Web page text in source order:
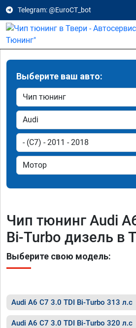
Telegram: @EuroCT_bot
Выберите ваш авто:
Чип тюнинг Audi
Bi-Turbo дизель в
Выберите свою модель:
Audi A6 C7 3.0 TDI Bi-Turbo 313 л.с
Audi A6 C7 3.0 TDI Bi-Turbo 320 л.с